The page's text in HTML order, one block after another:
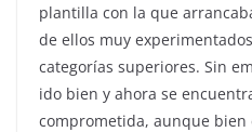
plantilla con la que
de ellos muy
categorías superiores. Sin
ido bien y ahora se
comprometida, aunque bien